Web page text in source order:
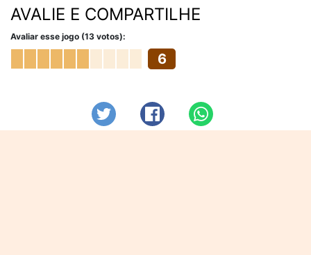
AVALIE E COMPARTILHE
Avaliar esse jogo (13 votos):
6